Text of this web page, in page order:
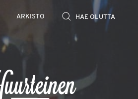
ARKISTO